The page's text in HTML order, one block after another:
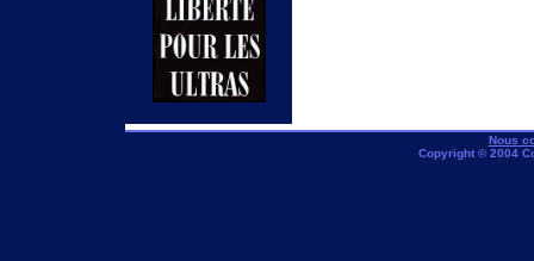
Nous
Copyright © 2004